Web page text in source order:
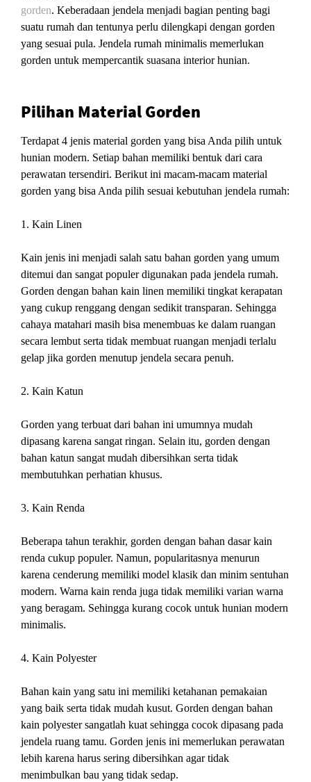
gorden. Keberadaan jendela menjadi bagian penting bagi
suatu rumah dan tentunya perlu dilengkapi dengan gorden
yang sesuai pula. Jendela rumah minimalis memerlukan
gorden untuk mempercantik suasana interior hunian.
Pilihan Material Gorden
Terdapat 4 jenis material gorden yang bisa Anda pilih untuk
hunian modern. Setiap bahan memiliki bentuk dari cara
perawatan tersendiri. Berikut ini macam-macam material
gorden yang bisa Anda pilih sesuai kebutuhan jendela rumah:
1. Kain Linen
Kain jenis ini menjadi salah satu bahan gorden yang umum
ditemui dan sangat populer digunakan pada jendela rumah.
Gorden dengan bahan kain linen memiliki tingkat kerapatan
yang cukup renggang dengan sedikit transparan. Sehingga
cahaya matahari masih bisa menembuas ke dalam ruangan
secara lembut serta tidak membuat ruangan menjadi terlalu
gelap jika gorden menutup jendela secara penuh.
2. Kain Katun
Gorden yang terbuat dari bahan ini umumnya mudah
dipasang karena sangat ringan. Selain itu, gorden dengan
bahan katun sangat mudah dibersihkan serta tidak
membutuhkan perhatian khusus.
3. Kain Renda
Beberapa tahun terakhir, gorden dengan bahan dasar kain
renda cukup populer. Namun, popularitasnya menurun
karena cenderung memiliki model klasik dan minim sentuhan
modern. Warna kain renda juga tidak memiliki varian warna
yang beragam. Sehingga kurang cocok untuk hunian modern
minimalis.
4. Kain Polyester
Bahan kain yang satu ini memiliki ketahanan pemakaian
yang baik serta tidak mudah kusut. Gorden dengan bahan
kain polyester sangatlah kuat sehingga cocok dipasang pada
jendela ruang tamu. Gorden jenis ini memerlukan perawatan
lebih karena harus sering dibersihkan agar tidak
menimbulkan bau yang tidak sedap.